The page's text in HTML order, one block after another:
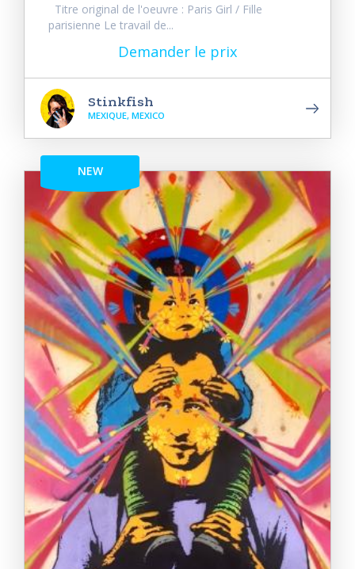
Titre original de l'oeuvre : Paris Girl / Fille
parisienne Le travail de...
Demander le prix
Stinkfish
MEXIQUE, MEXICO
NEW